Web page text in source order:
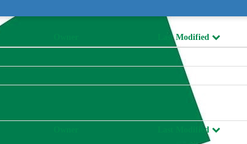
Last Modified
Last Modified